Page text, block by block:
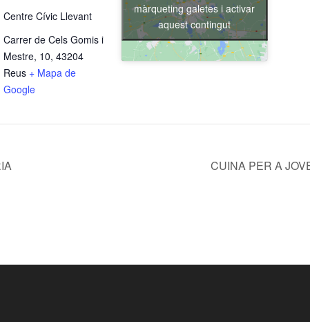
Centre Cívic Llevant
Carrer de Cels Gomis i
Mestre, 10, 43204
Reus + Mapa de
Google
màrqueting galetes i activar
aquest contingut
CUINA PER A